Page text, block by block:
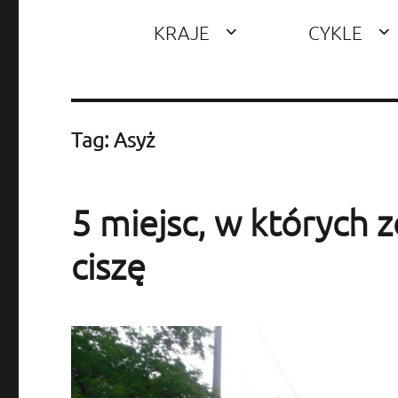
KRAJE CYKLE
Tag: Asyż
5 miejsc, w których
ciszę